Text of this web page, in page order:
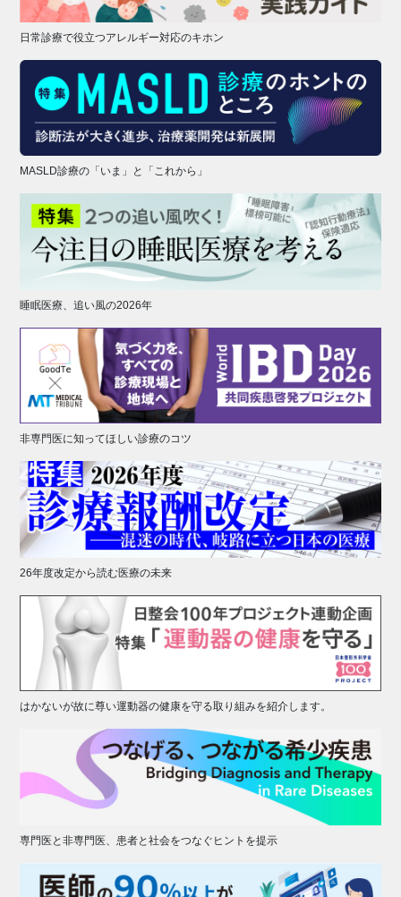
日常診療で役立つアレルギー対応のキホン
MASLD診療の「いま」と「これから」
睡眠医療、追い風の2026年
非専門医に知ってほしい診療のコツ
26年度改定から読む医療の未来
はかないが故に尊い運動器の健康を守る取り組みを紹介します。
専門医と非専門医、患者と社会をつなぐヒントを提示